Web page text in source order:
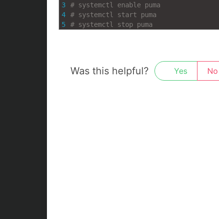
3
4
5
# systemctl enable puma
# systemctl start puma
# systemctl stop puma
Was this helpful? Yes No